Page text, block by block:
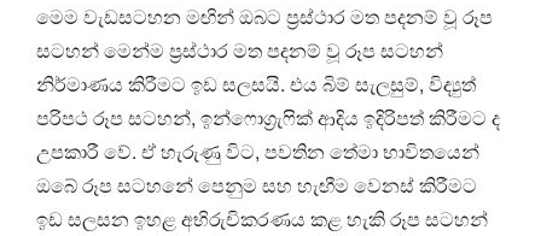
මෙම වැඩසටහන මඟින් ඔබට ප්‍රස්ථාර මත පදනම් වූ රූප
සටහන් මෙන්ම ප්‍රස්ථාර මත පදනම් වූ රූප සටහන්
නිර්මාණය කිරීමට ඉඩ සලසයි. එය බිම් සැලසුම්, විද්‍යුත්
පරිපථ රූප සටහන්, ඉන්ෆොග්‍රැෆික් ආදිය ඉදිරිපත් කිරීමට ද
උපකාරී වේ. ඒ හැරුණු විට, පවතින තේමා භාවිතයෙන්
ඔබේ රූප සටහනේ පෙනුම සහ හැඟීම වෙනස් කිරීමට
ඉඩ සලසන ඉහළ අභිරුචිකරණය කළ හැකි රූප සටහන්